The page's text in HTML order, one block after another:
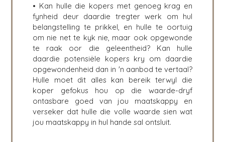
• Kan hulle die kopers met genoeg krag en
fynheid deur daardie tregter werk om hul
belangstelling te prikkel, en hulle te oortuig
om nie net te kyk nie, maar ook opgewonde
te raak oor die geleentheid? Kan hulle
daardie potensiële kopers kry om daardie
opgewondenheid dan in 'n aanbod te vertaal?
Hulle moet dit alles kan bereik terwyl die
koper gefokus hou op die waarde-dryf
ontasbare goed van jou maatskappy en
verseker dat hulle die volle waarde sien wat
jou maatskappy in hul hande sal ontsluit.